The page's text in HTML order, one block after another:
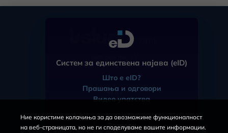
ЧПП
eID
За порталот
Систем за единствена најава (eID)
Што е eID?
Прашања и одговори
Видео упатства
Затвори
Ние користиме колачиња за да овозможиме функционалност
на веб-страницата, но не ги споделуваме вашите информации.